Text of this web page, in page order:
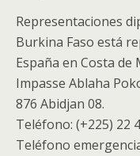
Representaciones
Burkina Faso está
España en Costa de
Impasse Ablaha
876 Abidjan 08.
Teléfono: (+225) 22
Teléfono